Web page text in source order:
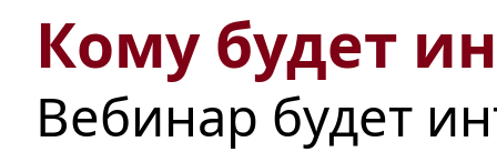
Кому будет
Вебинар будет